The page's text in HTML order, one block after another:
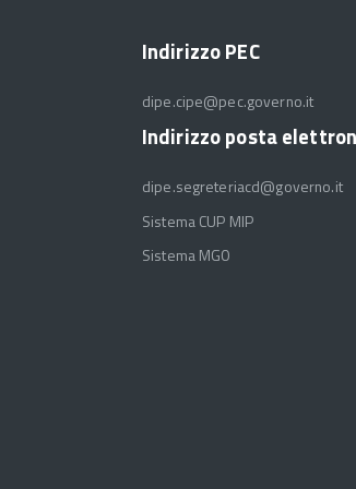
Indirizzo PEC
dipe.cipe@pec.governo.it
Indirizzo posta
dipe.segreteriacd@governo.it
Sistema CUP MIP
Sistema MGO